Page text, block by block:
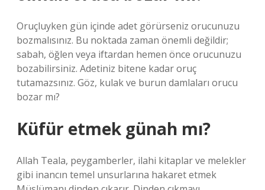
Oruçluyken gün içinde adet görürseniz orucunuzu
bozmalısınız. Bu noktada zaman önemli değildir;
sabah, öğlen veya iftardan hemen önce orucunuzu
bozabilirsiniz. Adetiniz bitene kadar oruç
tutamazsınız. Göz, kulak ve burun damlaları orucu
bozar mı?
Küfür etmek günah mı?
Allah Teala, peygamberler, ilahi kitaplar ve melekler
gibi inancın temel unsurlarına hakaret etmek